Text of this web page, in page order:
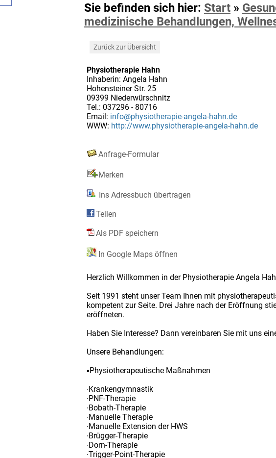
Sie befinden sich hier: Start »
medizinische Behandlungen,
Zurück zur Übersicht
Physiotherapie Hahn
Inhaberin: Angela Hahn
Hohensteiner Str. 25
09399 Niederwürschnitz
Tel.: 037296 - 80716
Email: info@physiotherapie-angela-hahn.de
WWW: http://www.physiotherapie-angela-hahn.de
Anfrage-Formular
Merken
Ins Adressbuch übertragen
Teilen
Als PDF speichern
In Google Maps öffnen
Herzlich Willkommen in der Physiotherapie Angela
Seit 1991 steht unser Team Ihnen mit
kompetent zur Seite. Drei Jahre nach der Eröffnung
eröffneten.
Haben Sie Interesse? Dann vereinbaren Sie mit uns
Unsere Behandlungen:
▪Physiotherapeutische Maßnahmen
∙Krankengymnastik
∙PNF-Therapie
∙Bobath-Therapie
∙Manuelle Therapie
∙Manuelle Extension der HWS
∙Brügger-Therapie
∙Dorn-Therapie
∙Trigger-Point-Therapie